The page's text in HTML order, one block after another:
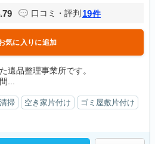
口コミ・評判 19件
気に入りに追加
遺品整理事業所です。
...
掃 空き家片付け
ゴミ屋敷片付け